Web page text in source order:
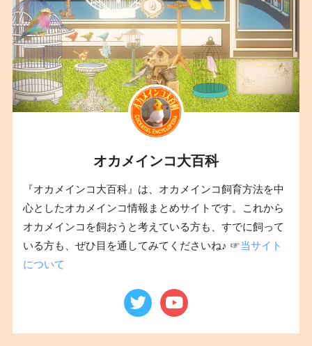
オカメインコ大百科
『オカメインコ大百科』は、オカメインコ飼育方法を中
心としたオカメインコ情報まとめサイトです。これから
オカメインコを飼おうと考えている方も、すでに飼って
いる方も、ぜひ目を通してみてくださいね♪ ☞当サイト
について